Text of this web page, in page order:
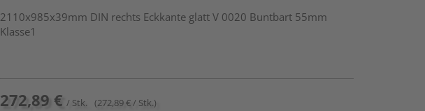
2110x985x39mm DIN rechts Eckkante glatt V 0020 Buntbart 55mm
Klasse1
272,89 € / Stk. (272,89 € / Stk.)